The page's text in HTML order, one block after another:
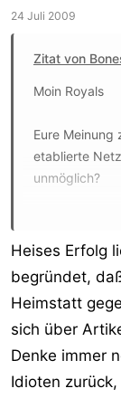
24 Juli 2009
Zitat von
Moin Royals
Eure Meinung
etablierte
unmöglich?
- MyVideo
-
- Shortnews
- heise []
- Webnews
Heises Erfolg
begründet,
Heimstatt
sich über
Denke immer
Idioten